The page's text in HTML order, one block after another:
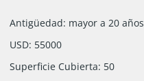
Antigüedad: mayor a 20 años
USD: 55000
Superficie Cubierta: 50